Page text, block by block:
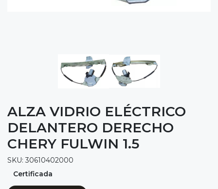
ALZA VIDRIO ELÉCTRICO
DELANTERO DERECHO
CHERY FULWIN 1.5
SKU: 30610402000
Certificada